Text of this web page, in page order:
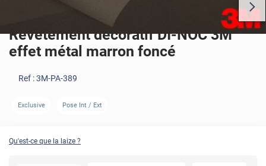
Revêtement décoratif DI-NOC 3M
effet métal marron foncé
Ref :3M-PA-389
Exclusive Pose Int / Ext
Qu'est-ce que la laize ?